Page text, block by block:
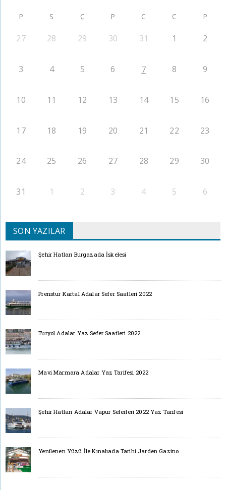
P S Ç P C C P
27 28 29 30 31 1 2
3 4 5 6 7 8 9
10 11 12 13 14 15 16
17 18 19 20 21 22 23
24 25 26 27 28 29 30
31 1 2 3 4 5 6
SON YAZILAR
Şehir Hatları Burgazada İskelesi
Prenstur Kartal Adalar Sefer Saatleri 2022
Turyol Adalar Yaz Sefer Saatleri 2022
Mavi Marmara Adalar Yaz Tarifesi 2022
Şehir Hatları Adalar Vapur Seferleri 2022 Yaz Tarifesi
Yenilenen Yüzü İle Kınalıada Tarihi Jarden Gazino